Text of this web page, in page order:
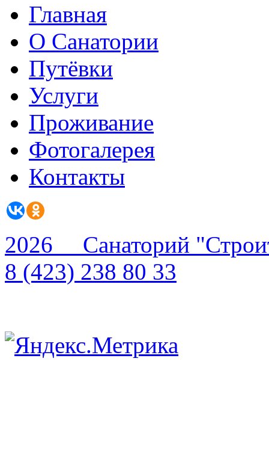
Главная
О Санатории
Путёвки
Услуги
Проживание
Фотогалерея
Контакты
2026 Санаторий
8 (423) 238 80 33